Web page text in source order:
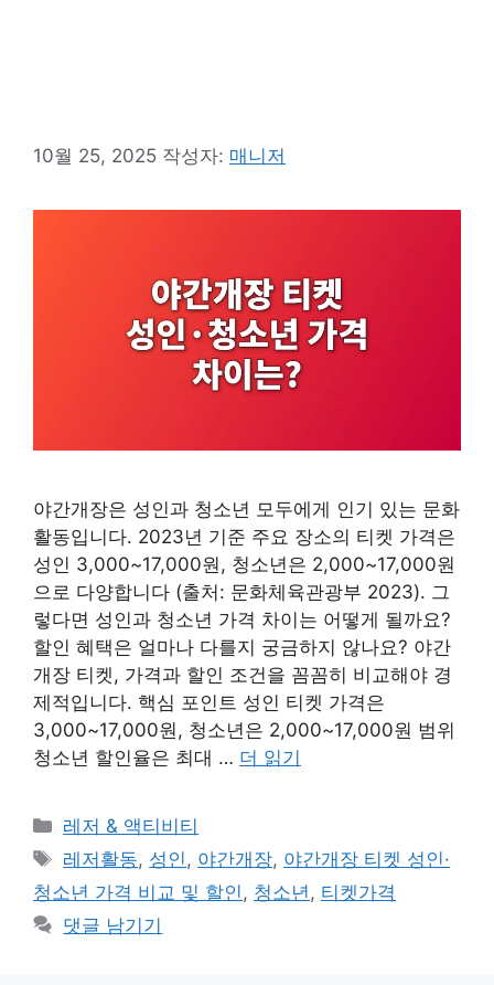
10월 25, 2025 작성자: 매니저
야간개장은 성인과 청소년 모두에게 인기 있는 문화
활동입니다. 2023년 기준 주요 장소의 티켓 가격은
성인 3,000~17,000원, 청소년은 2,000~17,000원
으로 다양합니다 (출처: 문화체육관광부 2023). 그
렇다면 성인과 청소년 가격 차이는 어떻게 될까요?
할인 혜택은 얼마나 다를지 궁금하지 않나요? 야간
개장 티켓, 가격과 할인 조건을 꼼꼼히 비교해야 경
제적입니다. 핵심 포인트 성인 티켓 가격은
3,000~17,000원, 청소년은 2,000~17,000원 범위
청소년 할인율은 최대 … 더 읽기
카
테
리
레저 & 액티비티
태
그
레저활동, 성인, 야간개장, 야간개장 티켓 성인·
청소년 가격 비교 및 할인, 청소년, 티켓가격
댓글 남기기